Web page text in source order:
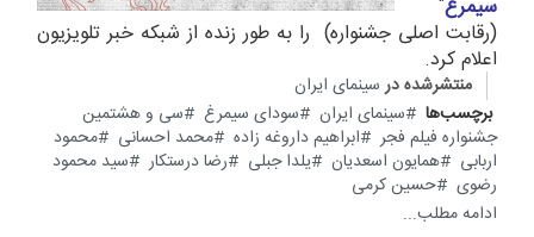
سیمرغ"
(رقابت اصلی جشنواره) را به طور زنده از شبکه خبر تلویزیون
اعلام کرد.
منتشرشده در سینمای ایران
برچسب‌ها
سینمای ایران سودای سیمرغ
سی و هشتمین
جشنواره فیلم فجر
ابراهیم داروغه زاده محمد احسانی
محمود
اربابی
همایون اسعدیان یلدا جبلی رضا درستکار
سید محمود
رضوی
حسین کرمی
ادامه مطلب...